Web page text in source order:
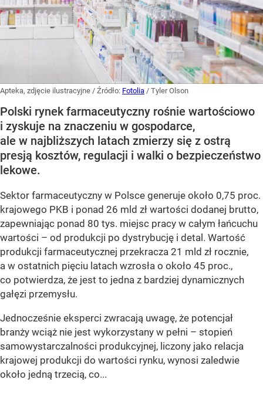
Apteka, zdjęcie ilustracyjne / Źródło: Fotolia / Tyler Olson
Polski rynek farmaceutyczny rośnie wartościowo
i zyskuje na znaczeniu w gospodarce,
ale w najbliższych latach zmierzy się z ostrą
presją kosztów, regulacji i walki o bezpieczeństwo
lekowe.
Sektor farmaceutyczny w Polsce generuje około 0,75 proc.
krajowego PKB i ponad 26 mld zł wartości dodanej brutto,
zapewniając ponad 80 tys. miejsc pracy w całym łańcuchu
wartości – od produkcji po dystrybucję i detal. Wartość
produkcji farmaceutycznej przekracza 21 mld zł rocznie,
a w ostatnich pięciu latach wzrosła o około 45 proc.,
co potwierdza, że jest to jedna z bardziej dynamicznych
gałęzi przemysłu.
Jednocześnie eksperci zwracają uwagę, że potencjał
branży wciąż nie jest wykorzystany w pełni – stopień
samowystarczalności produkcyjnej, liczony jako relacja
krajowej produkcji do wartości rynku, wynosi zaledwie
około jedną trzecią, co...